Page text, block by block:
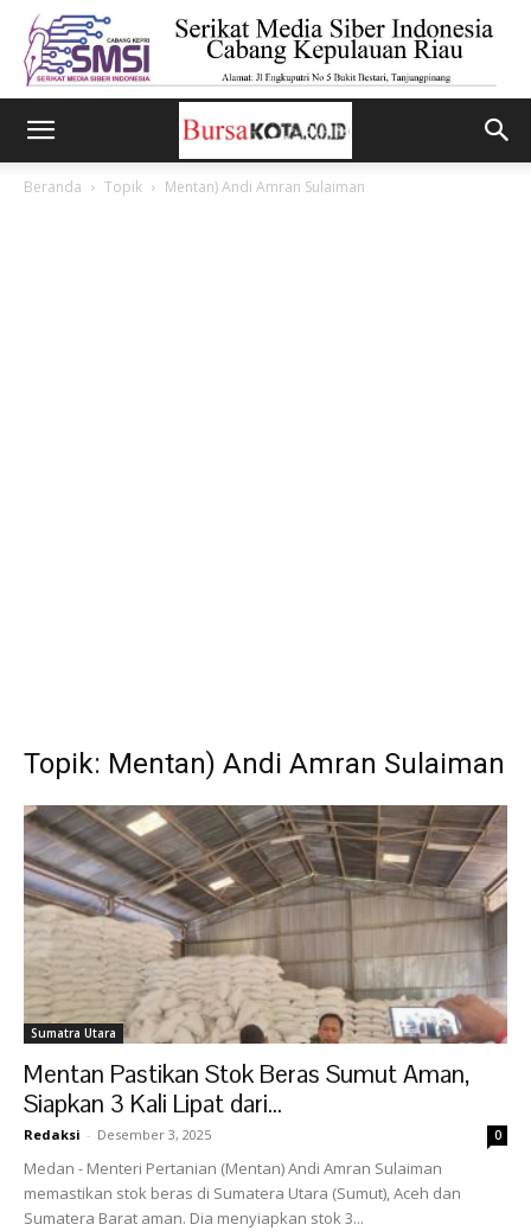
Beranda Topik Mentan) Andi Amran Sulaiman
Topik: Mentan) Andi Amran Sulaiman
Sumatra Utara
Mentan Pastikan Stok Beras Sumut Aman,
Siapkan 3 Kali Lipat dari...
Redaksi - Desember 3, 2025 0
Medan - Menteri Pertanian (Mentan) Andi Amran Sulaiman
memastikan stok beras di Sumatera Utara (Sumut), Aceh dan
Sumatera Barat aman. Dia menyiapkan stok 3...